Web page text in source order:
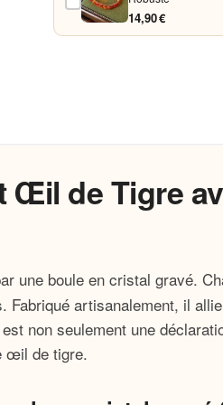
14,90 €
de Tigre
une boule en cristal gravé.
artisanalement, il
non seulement une
œil de tigre.